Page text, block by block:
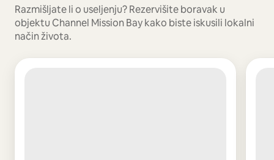
Razmišljate li o useljenju? Rezervišite boravak u
objektu Channel Mission Bay kako biste iskusili lokalni
način života.